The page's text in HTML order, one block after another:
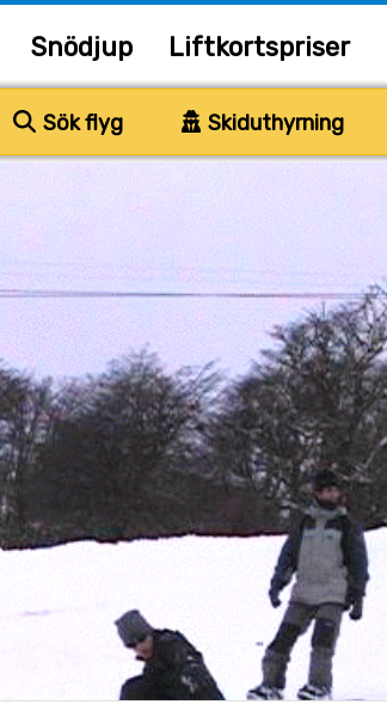
Snödjup Liftkortspriser
Sök flyg Skiduthyrning